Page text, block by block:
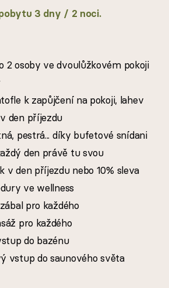
3 dny / 2 noci.
2 osoby ve dvoulůžkovém pokoji
k zapůjčení na pokoji, lahev
den příjezdu
pestrá... díky bufetové snídani
den právě tu svou
v den příjezdu nebo 10% sleva
ve wellness
pro každého
pro každého
do bazénu
vstup do saunového světa